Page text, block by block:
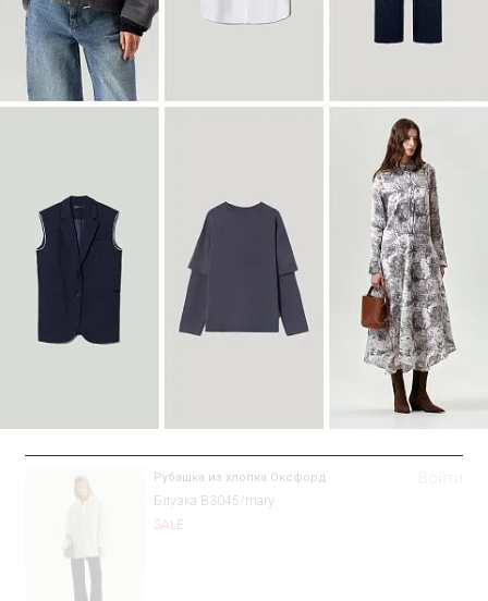
Войти
Рубашка из хлопка Оксфорд
Блузка B3045/mary
SALE
Войти